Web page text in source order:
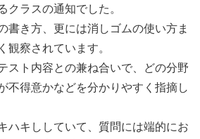
ラスの通知でした。
書き方、更には消しゴムの使い方ま
観察されています。
スト内容との兼ね合いで、どの分野
不得意かなどを分かりやすく指摘し
ハキししていて、質問には端的にお